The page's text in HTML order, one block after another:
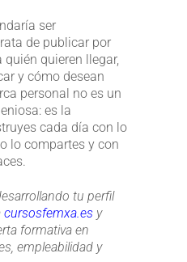
ser
de publicar por
quién quieren llegar,
y cómo desean
personal no es un
es la
cada día con lo
lo compartes y con
tu perfil
cursosfemxa.es y
formativa en
empleabilidad y